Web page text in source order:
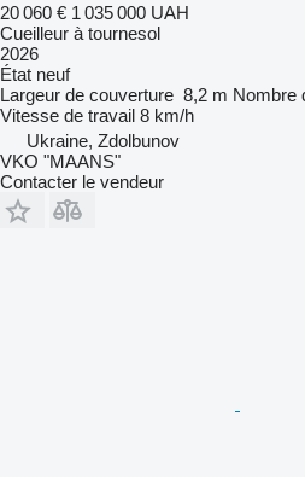
20 060 € 1 035 000 UAH
Cueilleur à tournesol
2026
État neuf
Largeur de couverture 8,2 m Nombre
Vitesse de travail 8 km/h
Ukraine, Zdolbunov
VKO "MAANS"
Contacter le vendeur